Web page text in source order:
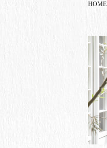
HOME